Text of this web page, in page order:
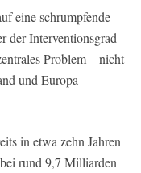
eine schrumpfende
der Interventionsgrad
Problem – nicht
und Europa
in etwa zehn Jahren
rund 9,7 Milliarden